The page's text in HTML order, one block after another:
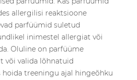
allergilisi reaktsioone
parfüümid suletud
inimestel allergiat või
Oluline on parfüüme
või valida lõhnatuid
hoida treeningu ajal hingeõhku